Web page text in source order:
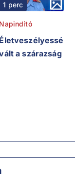
1 perc
Napindító
Életveszélyessé
a szárazság